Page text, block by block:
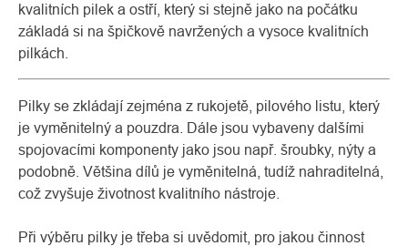
kvalitních pilek a ostří, který si stejně jako na počátku
základá si na špičkově navržených a vysoce kvalitních
pilkách.
Pilky se zkládají zejména z rukojetě, pilového listu, který
je vyměnitelný a pouzdra. Dále jsou vybaveny dalšími
spojovacími komponenty jako jsou např. šroubky, nýty a
podobně. Většina dílů je vyměnitelná, tudíž nahraditelná,
což zvyšuje životnost kvalitního nástroje.
Při výběru pilky je třeba si uvědomit, pro jakou činnost